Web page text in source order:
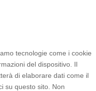
tecnologie come i cookie
del dispositivo. Il
di elaborare dati come il
su questo sito. Non